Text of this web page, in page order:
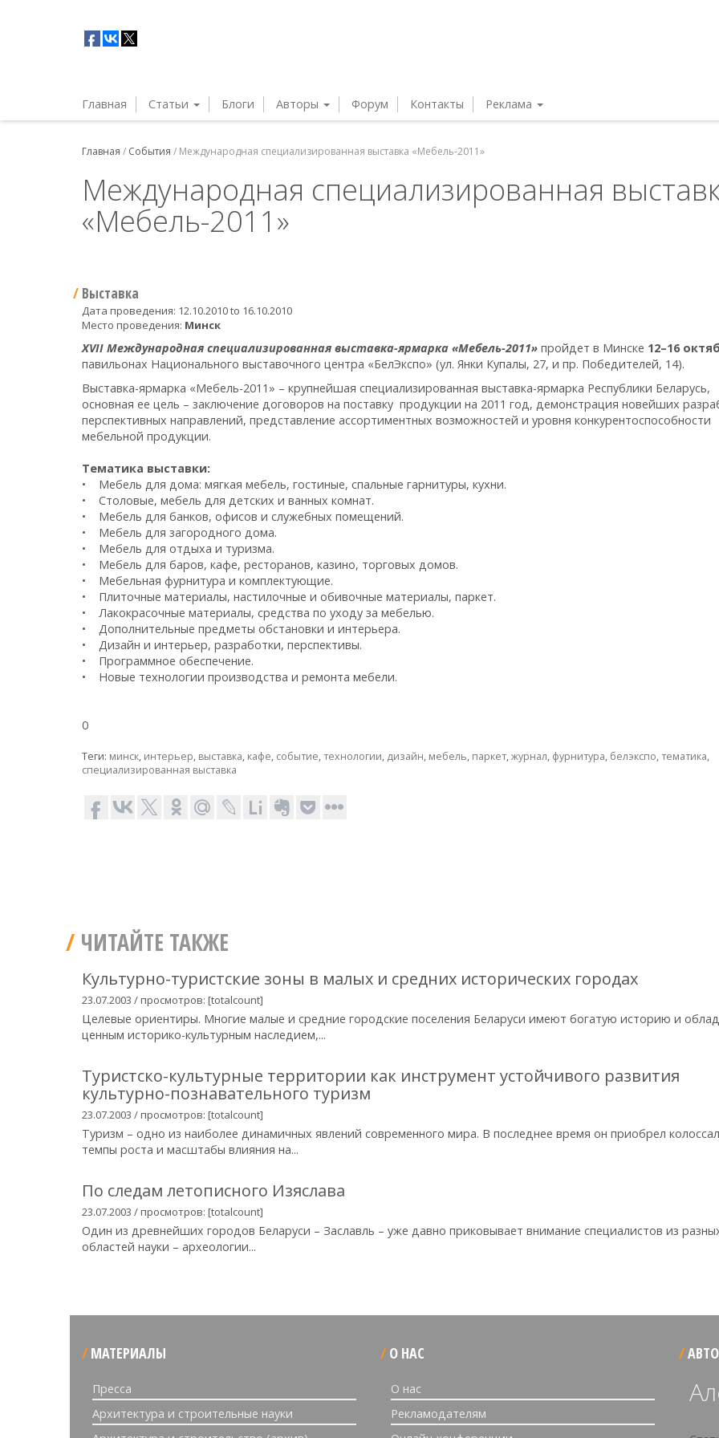
Главная Статьи Блоги Авторы Форум Контакты Реклама
Главная / События / Международная специализированная выставка «Мебель-2011»
Международная специализированная
«Мебель-2011»
Выставка
Дата проведения: 12.10.2010to 16.10.2010
Место проведения: Минск
XVII Международная специализированная выставка-ярмарка «Мебель-2011» пройдет в Минске 12–16
павильонах Национального выставочного центра «БелЭкспо» (ул. Янки Купалы, 27, и пр. Победителей, 14).
Выставка-ярмарка «Мебель-2011» – крупнейшая специализированная выставка-ярмарка Республики Беларусь,
основная ее цель – заключение договоров на поставку продукции на 2011 год, демонстрация новейших
перспективных направлений, представление ассортиментных возможностей и уровня конкурентоспособности
мебельной продукции.
Тематика выставки:
• Мебель для дома: мягкая мебель, гостиные, спальные гарнитуры, кухни.
• Столовые, мебель для детских и ванных комнат.
• Мебель для банков, офисов и служебных помещений.
• Мебель для загородного дома.
• Мебель для отдыха и туризма.
• Мебель для баров, кафе, ресторанов, казино, торговых домов.
• Мебельная фурнитура и комплектующие.
• Плиточные материалы, настилочные и обивочные материалы, паркет.
• Лакокрасочные материалы, средства по уходу за мебелью.
• Дополнительные предметы обстановки и интерьера.
• Дизайн и интерьер, разработки, перспективы.
• Программное обеспечение.
• Новые технологии производства и ремонта мебели.
0
Теги: минск, интерьер, выставка, кафе, событие,технологии, дизайн, мебель, паркет,журнал, фурнитура, белэкспо,тематика,
специализированная выставка
ЧИТАЙТЕ ТАКЖЕ
Культурно-туристские зоны в малых и средних исторических городах
23.07.2003 / просмотров: [totalcount]
Целевые ориентиры. Многие малые и средние городские поселения Беларуси имеют богатую историю и
ценным историко-культурным наследием,...
Туристско-культурные территории как инструмент устойчивого развития
культурно-познавательного туризм
23.07.2003 / просмотров: [totalcount]
Туризм – одно из наиболее динамичных явлений современного мира. В последнее время он приобрел
темпы роста и масштабы влияния на...
По следам летописного Изяслава
23.07.2003 / просмотров: [totalcount]
Один из древнейших городов Беларуси – Заславль – уже давно приковывает внимание специалистов из
областей науки – археологии...
МАТЕРИАЛЫ
Пресса
Архитектура и строительные науки
О НАС
О нас
Рекламодателям